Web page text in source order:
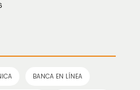
BANCA EN LÍNEA